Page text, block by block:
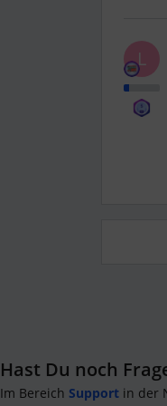
L
Hast Du noch
Im Bereich Support in der